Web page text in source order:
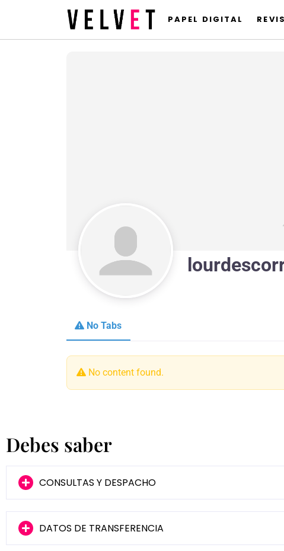
PAPEL DIGITAL
No Tabs
No content found.
Debes saber
CONSULTAS Y DESPACHO
DATOS DE TRANSFERENCIA